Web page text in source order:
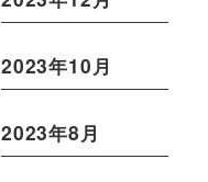
2023年10月
2023年8月